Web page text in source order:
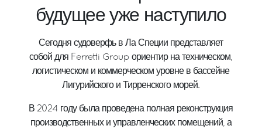
будущее уже наступило
Сегодня судоверфь в Ла Специи представляет
собой для Ferretti Group ориентир на техническом,
логистическом и коммерческом уровне в бассейне
Лигурийского и Тирренского морей.
В 2024 году была проведена полная реконструкция
производственных и управленческих помещений, а